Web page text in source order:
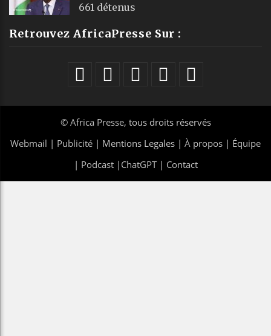
661 détenus
Retrouvez AfricaPresse Sur :
© Africa Presse, tous droits réservés
Webmail | Publicité | Mentions Legales | À propos | Équipe
| Podcast| ChatGPT| Contact